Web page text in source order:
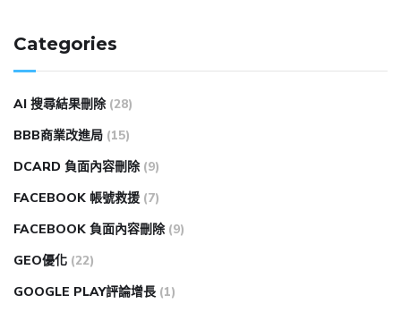
Categories
AI 搜尋結果刪除 (28)
BBB商業改進局 (15)
DCARD 負面內容刪除 (9)
FACEBOOK 帳號救援 (7)
FACEBOOK 負面內容刪除 (9)
GEO優化 (22)
GOOGLE PLAY評論增長 (1)